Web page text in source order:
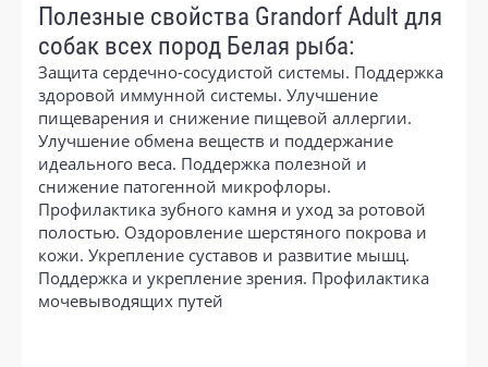
Полезные свойства Grandorf Adult для
собак всех пород Белая рыба:
Защита сердечно-сосудистой системы. Поддержка
здоровой иммунной системы. Улучшение
пищеварения и снижение пищевой аллергии.
Улучшение обмена веществ и поддержание
идеального веса. Поддержка полезной и
снижение патогенной микрофлоры.
Профилактика зубного камня и уход за ротовой
полостью. Оздоровление шерстяного покрова и
кожи. Укрепление суставов и развитие мышц.
Поддержка и укрепление зрения. Профилактика
мочевыводящих путей